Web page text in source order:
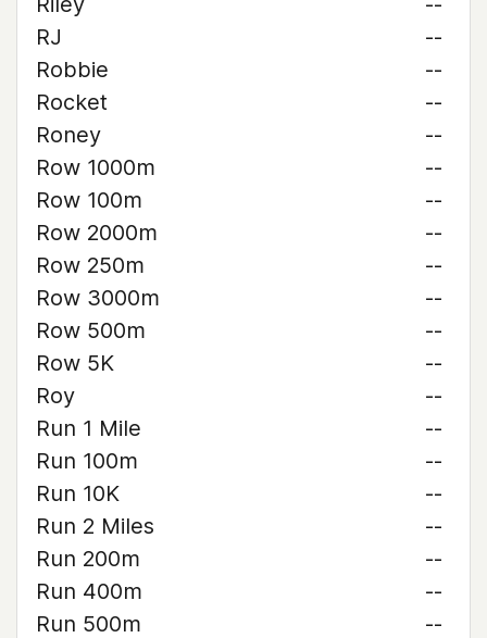
RJ
--
Robbie
--
Rocket
--
Roney
--
Row 1000m
--
Row 100m
--
Row 2000m
--
Row 250m
--
Row 3000m
--
Row 500m
--
Row 5K
--
Roy
--
Run 1 Mile
--
Run 100m
--
Run 10K
--
Run 2 Miles
--
Run 200m
--
Run 400m
--
Run 500m
--